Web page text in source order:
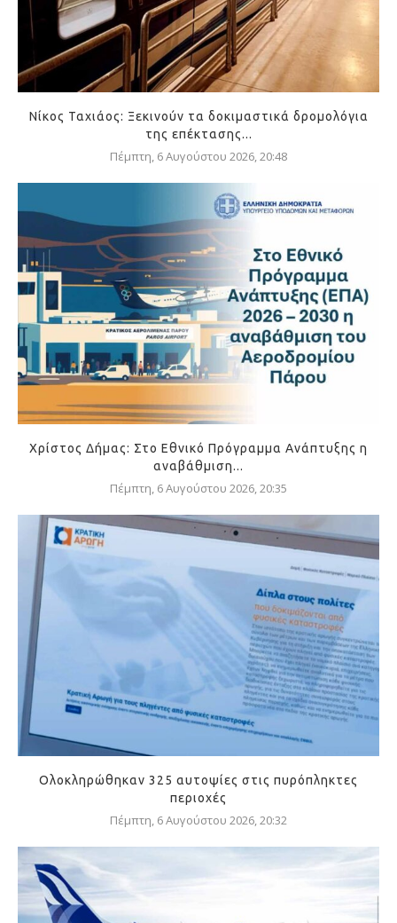
Νίκος Ταχιάος: Ξεκινούν τα δοκιμαστικά δρομολόγια
της επέκτασης...
Πέμπτη, 6 Αυγούστου 2026, 20:48
Χρίστος Δήμας: Στο Εθνικό Πρόγραμμα Ανάπτυξης η
αναβάθμιση...
Πέμπτη, 6 Αυγούστου 2026, 20:35
Ολοκληρώθηκαν 325 αυτοψίες στις πυρόπληκτες
περιοχές
Πέμπτη, 6 Αυγούστου 2026, 20:32